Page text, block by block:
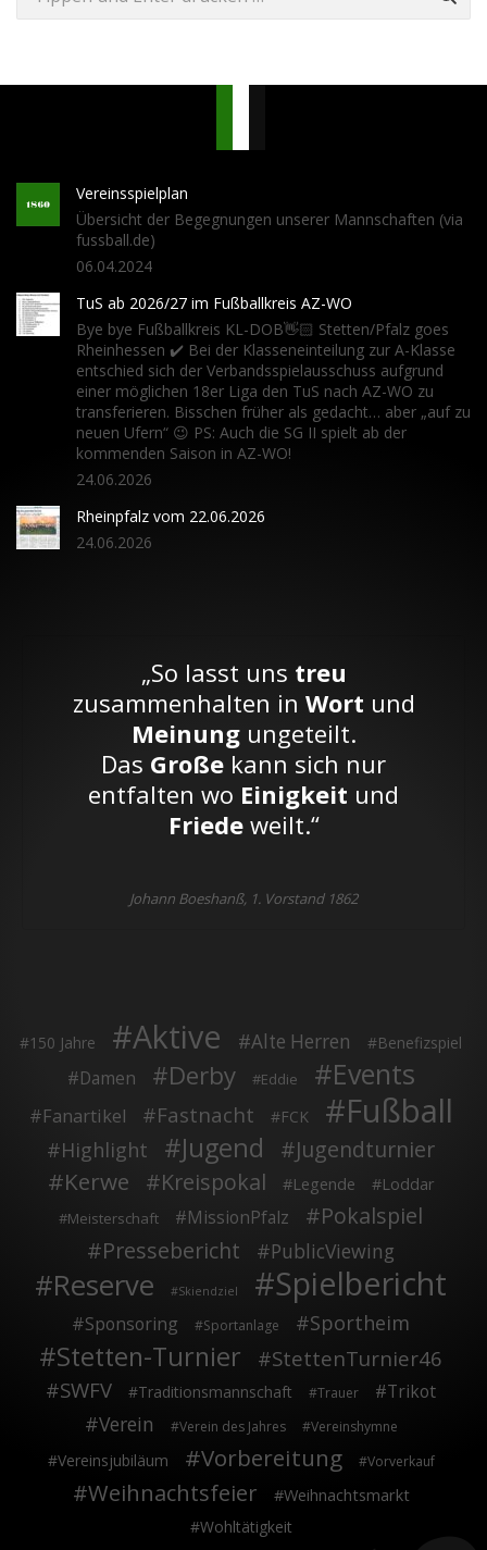
Vereinsspielplan
Übersicht der Begegnungen unserer Mannschaften (via
fussball.de)
06.04.2024
TuS ab 2026/27 im Fußballkreis AZ-WO
Bye bye Fußballkreis KL-DOB👋🏻 Stetten/Pfalz goes
Rheinhessen ✔️ Bei der Klasseneinteilung zur A-Klasse
entschied sich der Verbandsspielausschuss aufgrund
einer möglichen 18er Liga den TuS nach AZ-WO zu
transferieren. Bisschen früher als gedacht… aber „auf zu
neuen Ufern“ 😉 PS: Auch die SG II spielt ab der
kommenden Saison in AZ-WO!
24.06.2026
Rheinpfalz vom 22.06.2026
24.06.2026
„So lasst uns treu
zusammenhalten in Wort und
Meinungungeteilt.
Das Große kann sich nur
entfalten wo Einigkeit und
Friedeweilt.“
Johann Boeshanß, 1. Vorstand 1862
150 Jahre Aktive Alte Herren Benefizspiel
Damen Derby Eddie Events
Fanartikel Fastnacht FCK Fußball
Highlight Jugend Jugendturnier
Kerwe Kreispokal Legende Loddar
Meisterschaft MissionPfalz
Pokalspiel
Pressebericht
PublicViewing
Reserve Skiendziel Spielbericht
Sponsoring Sportanlage Sportheim
Stetten-Turnier
StettenTurnier46
SWFV
Traditionsmannschaft Trauer Trikot
Verein Verein des Jahres Vereinshymne
Vereinsjubiläum Vorbereitung Vorverkauf
Weihnachtsfeier Weihnachtsmarkt
Wohltätigkeit